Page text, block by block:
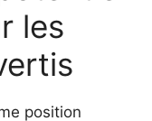
les
position